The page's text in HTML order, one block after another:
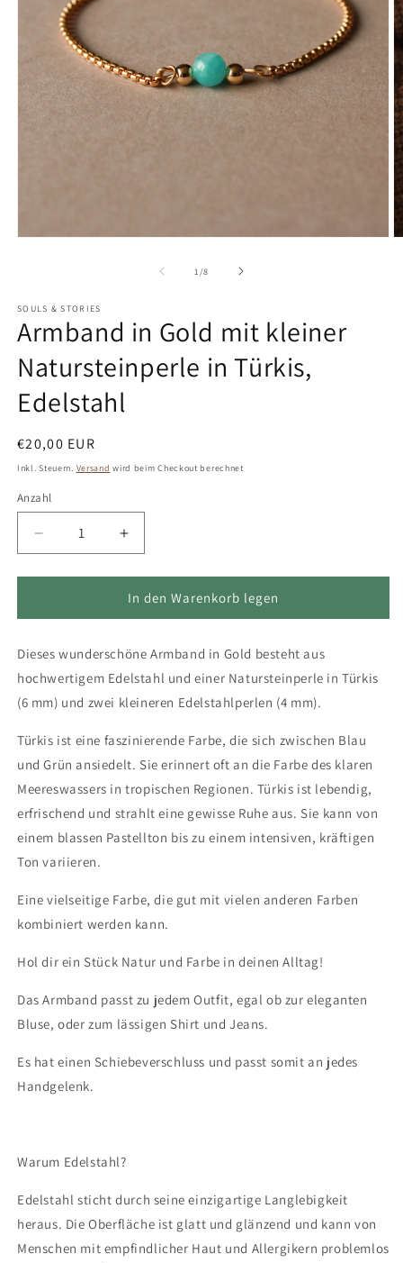
1 /von
8
SOULS & STORIES
Armband in Gold mit kleiner
Natursteinperle in Türkis,
Edelstahl
Normaler
Preis
€20,00 EUR
Inkl. Steuern. Versand wird beim Checkout berechnet
Anzahl
Verringere
die
Menge
Armband
Gold
mit
kleiner
Natursteinperle
Türkis,
Edelstahl
Erhöhe
die
Menge
für
Armband
Gold
mit
Natursteinperle
Türkis,
Edelstahl
In den Warenkorb legen
Dieses wunderschöne Armband in Gold besteht aus
hochwertigem Edelstahl und einer Natursteinperle in Türkis
(6 mm) und zwei kleineren Edelstahlperlen (4 mm).
Türkis ist eine faszinierende Farbe, die sich zwischen Blau
und Grün ansiedelt. Sie erinnert oft an die Farbe des klaren
Meereswassers in tropischen Regionen. Türkis ist lebendig,
erfrischend und strahlt eine gewisse Ruhe aus. Sie kann von
einem blassen Pastellton bis zu einem intensiven, kräftigen
Ton variieren.
Eine vielseitige Farbe, die gut mit vielen anderen Farben
kombiniert werden kann.
Hol dir ein Stück Natur und Farbe in deinen Alltag!
Das Armband passt zu jedem Outfit, egal ob zur eleganten
Bluse, oder zum lässigen Shirt und Jeans.
Es hat einen Schiebeverschluss und passt somit an jedes
Handgelenk.
Warum Edelstahl?
Edelstahl sticht durch seine einzigartige Langlebigkeit
heraus. Die Oberfläche ist glatt und glänzend und kann von
Menschen mit empfindlicher Haut und Allergikern problemlos